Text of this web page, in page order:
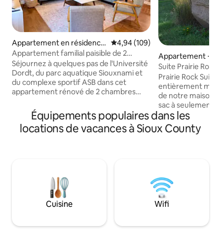
Appartement en résidence
⋅ Sioux Center
Évaluation moyenne sur la
4,94 (109)
Appartement familial paisible de 2
chambres • Garage • À pied de Dordt
Séjournez à quelques pas de l'Université
Dordt, du parc aquatique Siouxnami et
du complexe sportif ASB dans cet
appartement rénové de 2 chambres
Wi-Fi rapide et une arrivée autonome
facile. ✔ Peut accueillir confortablement
5 personnes avec 2 lits « Queen » + un lit
le logement. ✔ Le garage attenant
permet un stationnement facile tout au
long de l'année. ✔ Propre, calme et
confortable – parfait pour les familles,
tournoi. Arrivée autonome facile.
Appartement ⋅
Suite Prairie Rock
frais de ménage
Prairie Rock
entièrement
de notre maison
sac à seulement 1
l'autoroute 75. Vous trouverez des
fauteuils
une table ET un
foyer, du Wi-Fi et
connectée. Une
bureau rend le
suite est sans
suite Prairie Rock
Équipements populaires dans les
locations de vacances à Sioux County
Cuisine Wifi